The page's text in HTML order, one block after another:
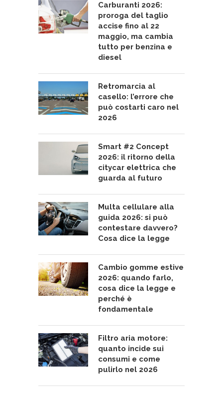
Carburanti 2026:
proroga del taglio
accise fino al 22
maggio, ma cambia
tutto per benzina e
diesel
Retromarcia al
casello: l’errore che
può costarti caro nel
2026
Smart #2 Concept
2026: il ritorno della
citycar elettrica che
guarda al futuro
Multa cellulare alla
guida 2026: si può
contestare davvero?
Cosa dice la legge
Cambio gomme estive
2026: quando farlo,
cosa dice la legge e
perché è
fondamentale
Filtro aria motore:
quanto incide sui
consumi e come
pulirlo nel 2026